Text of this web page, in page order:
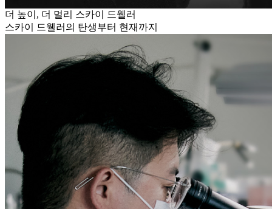
더 높이, 더 멀리 스카이 드웰러
스카이 드웰러의 탄생부터 현재까지